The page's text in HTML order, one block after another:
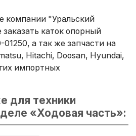
компании "Уральский
каток опорный
а так же запчасти на
Hitachi, Doosan, Hyundai,
импортных
для техники
«Ходовая часть»: